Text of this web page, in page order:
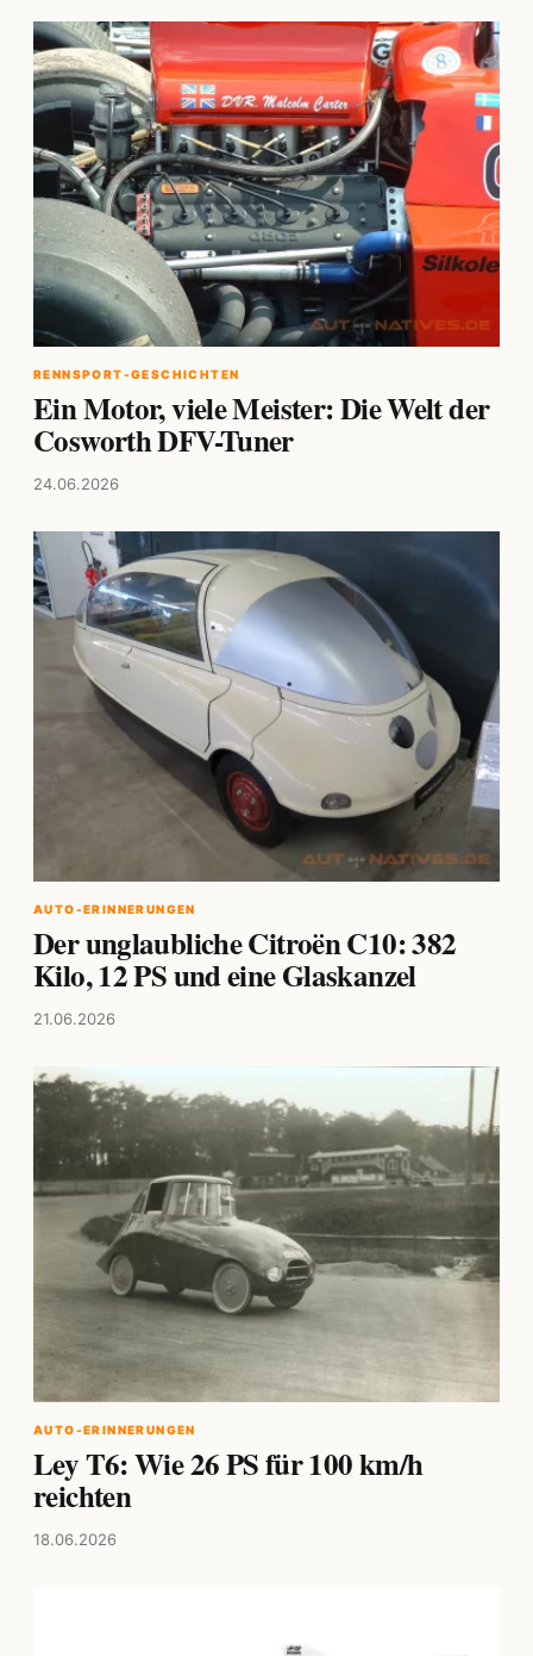
RENNSPORT-GESCHICHTEN
Ein Motor, viele Meister: Die Welt der
Cosworth DFV-Tuner
24.06.2026
AUTO-ERINNERUNGEN
Der unglaubliche Citroën C10: 382
Kilo, 12 PS und eine Glaskanzel
21.06.2026
AUTO-ERINNERUNGEN
Ley T6: Wie 26 PS für 100 km/h
reichten
18.06.2026